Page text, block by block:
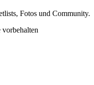
Fotos und Community.